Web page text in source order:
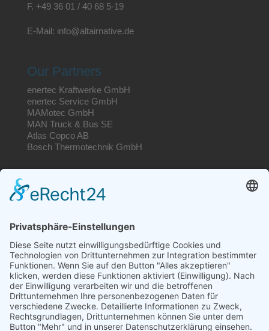
F. +49 36 01 / 40 68 5-19
E-Mail: info@altairnative.de
Our Partners
enertec Kraftwerke GmbH
enertec Service GmbH
MAMotec GmbH
MAN Truck & Bus SE
Atlas Copco AB
Bosch Thermotechnik GmbH
Funding by
Search website